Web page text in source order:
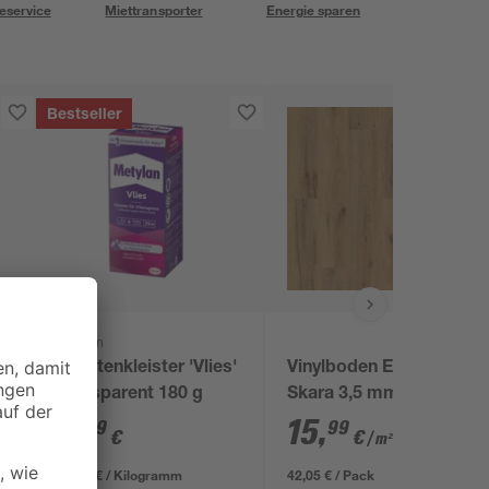
Miettransporter Energie sparen
Bestseller
Metylan
Tapetenkleister 'Vlies'
transparent 180 g
39 €
52,17 € / Kilogramm
Vinylboden Eiche
Skara 3,5 mm
15,99 €/ m²
42,05 € / Pack